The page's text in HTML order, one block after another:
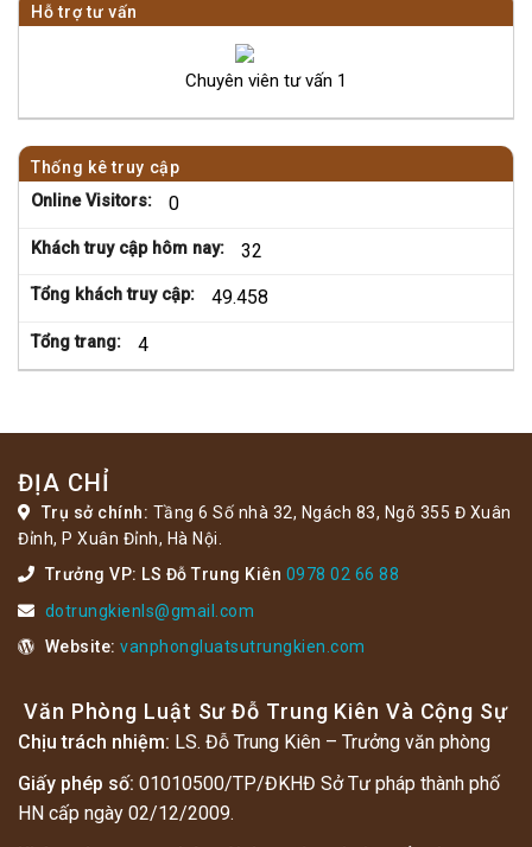
Hỗ trợ tư vấn
Chuyên viên tư vấn 1
Thống kê truy cập
Online Visitors: 0
Khách truy cập hôm nay: 32
Tổng khách truy cập: 49.458
Tổng trang: 4
ĐỊA CHỈ
Trụ sở chính: Tầng 6 Số nhà 32, Ngách 83, Ngõ 355 Đ Xuân
Đỉnh, P Xuân Đỉnh, Hà Nội.
Trưởng VP: LS Đỗ Trung Kiên 0978 02 66 88
dotrungkienls@gmail.com
Website: vanphongluatsutrungkien.com
Văn Phòng Luật Sư Đỗ Trung Kiên Và Cộng Sự
Chịu trách nhiệm: LS. Đỗ Trung Kiên – Trưởng văn phòng
Giấy phép số: 01010500/TP/ĐKHĐ Sở Tư pháp thành phố
HN cấp ngày 02/12/2009.